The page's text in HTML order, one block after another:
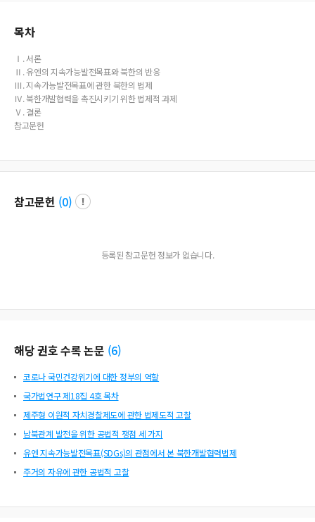
essary to introduce legal ground for opening the SDGs’ related statistics. UN SD
ies. Therefore, UN SDGs implementation is a task not only to North but also to
South Korea. Therefore, it is necessary to strengthen the relationship between
｢Framework Act on Sustainable Development Act｣ & ｢Framework Act on Inter
national Development Cooperation｣, and ｢Framework Act on International D
evelopment Cooperation｣ & ｢Inter-Korean Exchange & Cooperation Act｣. In S
DGs’ implementation, South & North Korea should make effort to improve ea
his process, we should see 1) South-North Korea cooperation law and 2) inter
목차
Ⅰ. 서론
Ⅱ. 유엔의 지속가능발전목표와 북한의 반응
Ⅲ. 지속가능발전목표에 관한 북한의 법제
Ⅳ. 북한개발협력을 촉진시키기 위한 법제적 과제
Ⅴ. 결론
참고문헌
참고문헌 (0)
등록된 참고문헌 정보가 없습니다.
해당 권호 수록 논문 (6)
코로나 국민건강위기에 대한 정부의 역할
국가법연구 제18집 4호 목차
제주형 이원적 자치경찰제도에 관한 법제도적 고찰
남북관계 발전을 위한 공법적 쟁점 세 가지
유엔 지속가능발전목표(SDGs)의 관점에서 본 북한개발협력법제
주거의 자유에 관한 공법적 고찰